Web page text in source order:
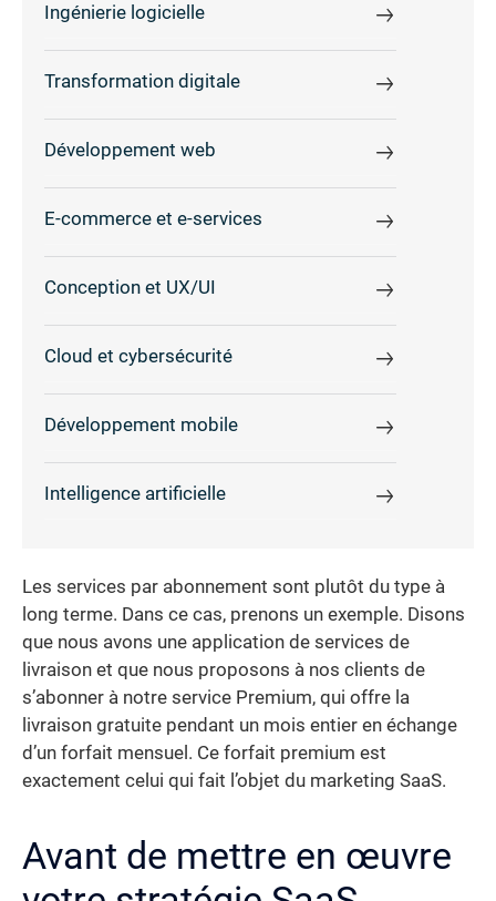
Ingénierie logicielle
Transformation digitale
Développement web
E-commerce et e-services
Conception et UX/UI
Cloud et cybersécurité
Développement mobile
Intelligence artificielle
Les services par abonnement sont plutôt du type à
long terme. Dans ce cas, prenons un exemple. Disons
que nous avons une application de services de
livraison et que nous proposons à nos clients de
s’abonner à notre service Premium, qui offre la
livraison gratuite pendant un mois entier en échange
d’un forfait mensuel. Ce forfait premium est
exactement celui qui fait l’objet du marketing SaaS.
Avant de mettre en œuvre